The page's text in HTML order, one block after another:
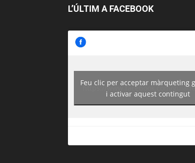
L’ÚLTIM A FACEBOOK
https://www.facebook.com/
Feu clic per acceptar màrqueting
i activar aquest contingut